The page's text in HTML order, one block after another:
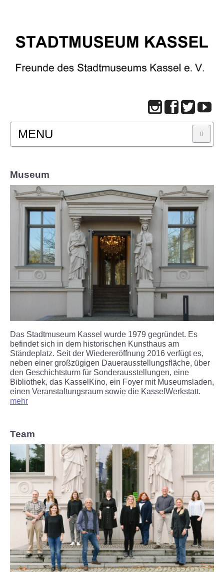
MENU
BESUCH
Infos
Termine
Gruppen und Schulen
Kindergeburtstage
Erzähltreff für Ältere
Virtuelle Führung
AUSSTELLUNGEN
Dauerausstellung
Archiv Sonderausstellungen
ÜBER UNS
Museum
Team
Kontakt
Förderverein
Museum
Das Stadtmuseum Kassel wurde 1979 gegründet. Es
befindet sich in dem historischen Kunsthaus am
Ständeplatz. Seit der Wiedereröffnung 2016 verfügt es,
neben einer großzügigen Dauerausstellungsfläche, über
den Geschichtsturm für Sonderausstellungen, eine
Bibliothek, das KasselKino, ein Foyer mit Museumsladen,
einen Veranstaltungsraum sowie die KasselWerkstatt.
mehr
Team